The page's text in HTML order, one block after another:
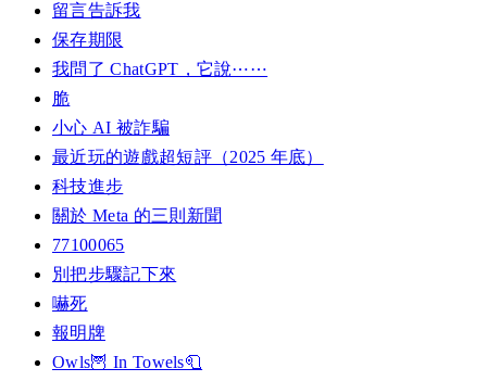
留言告訴我
保存期限
我問了 ChatGPT，它說⋯⋯
脆
小心 AI 被詐騙
最近玩的遊戲超短評（2025 年底）
科技進步
關於 Meta 的三則新聞
77100065
別把步驟記下來
嚇死
報明牌
Owls🦉 In Towels🧻